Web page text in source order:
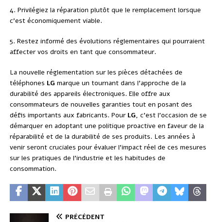
4. Privilégiez la réparation plutôt que le remplacement lorsque
c’est économiquement viable.
5. Restez informé des évolutions réglementaires qui pourraient
affecter vos droits en tant que consommateur.
La nouvelle réglementation sur les pièces détachées de
téléphones LG marque un tournant dans l’approche de la
durabilité des appareils électroniques. Elle offre aux
consommateurs de nouvelles garanties tout en posant des
défis importants aux fabricants. Pour LG, c’est l’occasion de se
démarquer en adoptant une politique proactive en faveur de la
réparabilité et de la durabilité de ses produits. Les années à
venir seront cruciales pour évaluer l’impact réel de ces mesures
sur les pratiques de l’industrie et les habitudes de
consommation.
PRÉCÉDENT